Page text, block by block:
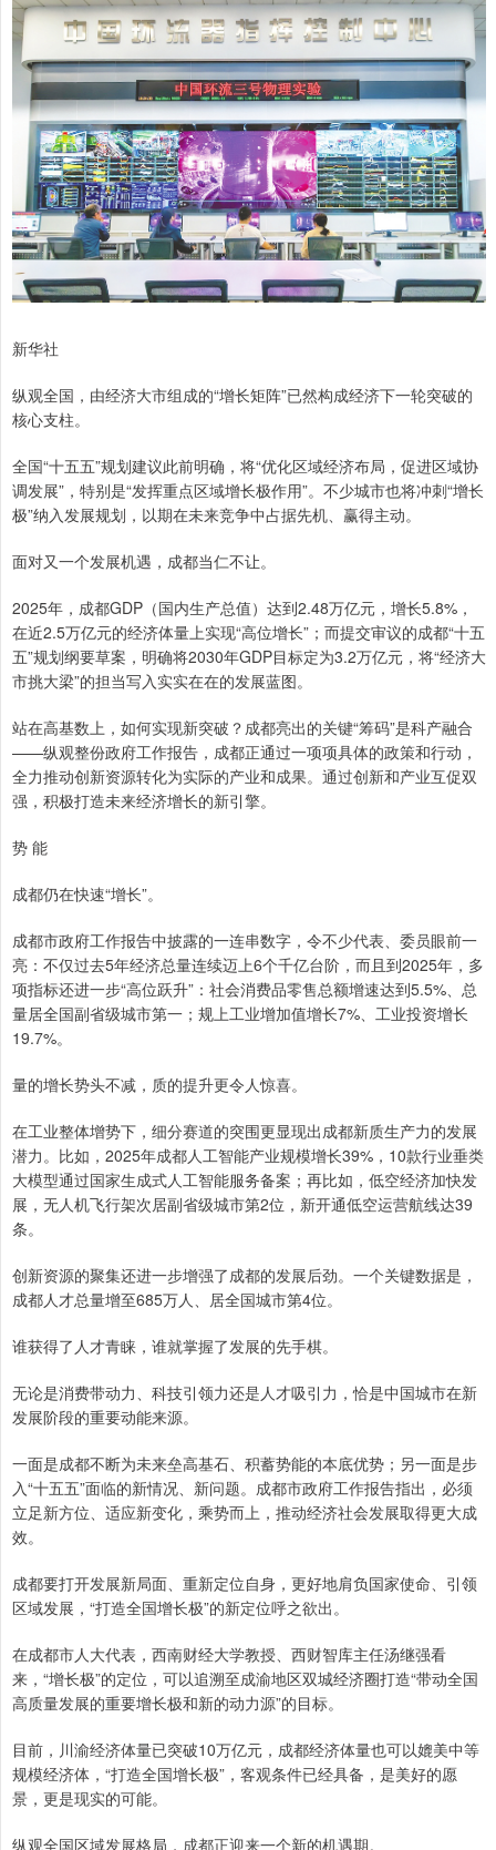
新华社
纵观全国，由经济大市组成的“增长矩阵”已然构成经济下一轮突破的
核心支柱。
全国“十五五”规划建议此前明确，将“优化区域经济布局，促进区域协
调发展”，特别是“发挥重点区域增长极作用”。不少城市也将冲刺“增长
极”纳入发展规划，以期在未来竞争中占据先机、赢得主动。
面对又一个发展机遇，成都当仁不让。
2025年，成都GDP（国内生产总值）达到2.48万亿元，增长5.8%，
在近2.5万亿元的经济体量上实现“高位增长”；而提交审议的成都“十五
五”规划纲要草案，明确将2030年GDP目标定为3.2万亿元，将“经济大
市挑大梁”的担当写入实实在在的发展蓝图。
站在高基数上，如何实现新突破？成都亮出的关键“筹码”是科产融合
——纵观整份政府工作报告，成都正通过一项项具体的政策和行动，
全力推动创新资源转化为实际的产业和成果。通过创新和产业互促双
强，积极打造未来经济增长的新引擎。
势 能
成都仍在快速“增长”。
成都市政府工作报告中披露的一连串数字，令不少代表、委员眼前一
亮：不仅过去5年经济总量连续迈上6个千亿台阶，而且到2025年，多
项指标还进一步“高位跃升”：社会消费品零售总额增速达到5.5%、总
量居全国副省级城市第一；规上工业增加值增长7%、工业投资增长
19.7%。
量的增长势头不减，质的提升更令人惊喜。
在工业整体增势下，细分赛道的突围更显现出成都新质生产力的发展
潜力。比如，2025年成都人工智能产业规模增长39%，10款行业垂类
大模型通过国家生成式人工智能服务备案；再比如，低空经济加快发
展，无人机飞行架次居副省级城市第2位，新开通低空运营航线达39
条。
创新资源的聚集还进一步增强了成都的发展后劲。一个关键数据是，
成都人才总量增至685万人、居全国城市第4位。
谁获得了人才青睐，谁就掌握了发展的先手棋。
无论是消费带动力、科技引领力还是人才吸引力，恰是中国城市在新
发展阶段的重要动能来源。
一面是成都不断为未来垒高基石、积蓄势能的本底优势；另一面是步
入“十五五”面临的新情况、新问题。成都市政府工作报告指出，必须
立足新方位、适应新变化，乘势而上，推动经济社会发展取得更大成
效。
成都要打开发展新局面、重新定位自身，更好地肩负国家使命、引领
区域发展，“打造全国增长极”的新定位呼之欲出。
在成都市人大代表，西南财经大学教授、西财智库主任汤继强看
来，“增长极”的定位，可以追溯至成渝地区双城经济圈打造“带动全国
高质量发展的重要增长极和新的动力源”的目标。
目前，川渝经济体量已突破10万亿元，成都经济体量也可以媲美中等
规模经济体，“打造全国增长极”，客观条件已经具备，是美好的愿
景，更是现实的可能。
纵观全国区域发展格局，成都正迎来一个新的机遇期。